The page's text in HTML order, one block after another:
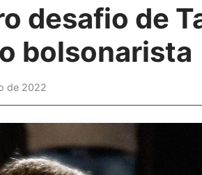
desafio de
bolsonarista
de 2022